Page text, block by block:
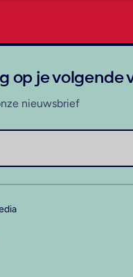
op je volgende
nieuwsbrief